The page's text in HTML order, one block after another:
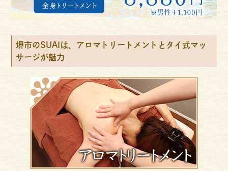
堺市のSUAIは、アロマトリートメントとタイ式マッ
サージが魅力